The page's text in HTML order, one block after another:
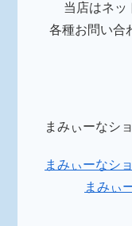
当店はネッ
各種お問い合
まみぃーなシ
まみぃーなシ
まみぃ